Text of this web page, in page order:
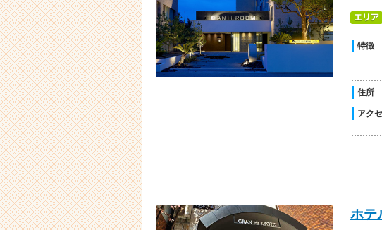
特徴
住所
アク
ホテ